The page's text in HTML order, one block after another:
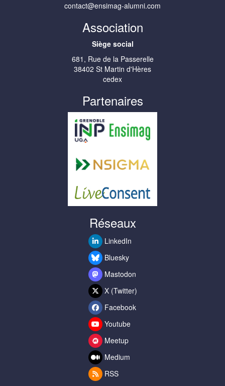
contact@ensimag-alumni.com
Association
Siège social
681, Rue de la Passerelle
38402 St Martin d'Hères
cedex
Partenaires
Réseaux
LinkedIn
Bluesky
Mastodon
X (Twitter)
Facebook
Youtube
Meetup
Medium
RSS